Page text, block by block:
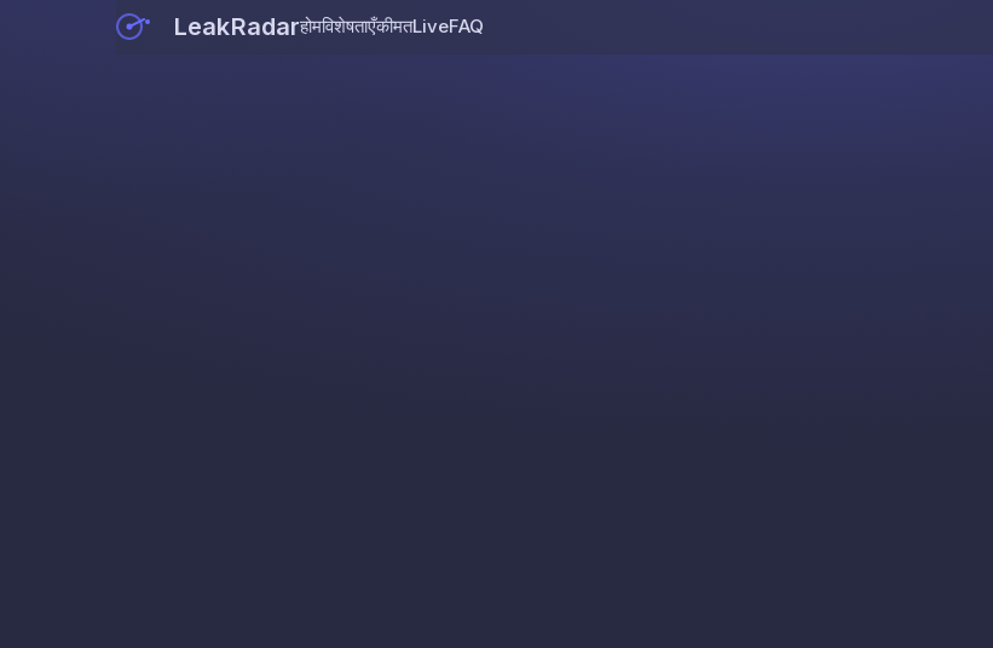
LeakRadarहोमविशेषताएँकीमतLiveFAQ